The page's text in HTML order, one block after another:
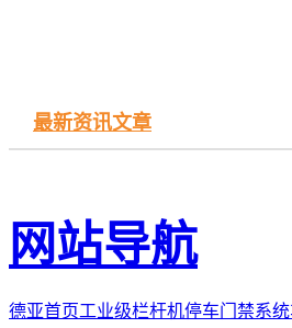
最新资讯文章
网站导航
德亚首页工业级栏杆机停车门禁系统